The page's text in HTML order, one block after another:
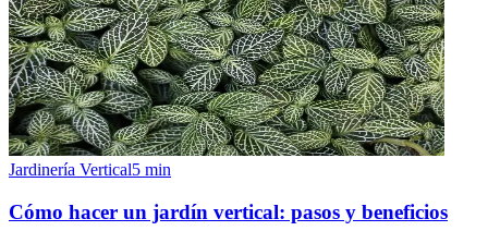
Jardinería Vertical5 min
Cómo hacer un jardín vertical: pasos y beneficios